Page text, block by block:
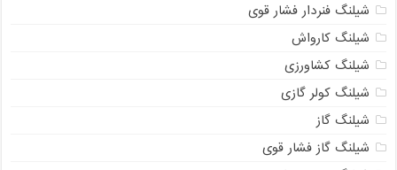
شیلنگ فنردار فشار قوی
شیلنگ کارواش
شیلنگ کشاورزی
شیلنگ کولر گازی
شیلنگ گاز
شیلنگ گاز فشار قوی